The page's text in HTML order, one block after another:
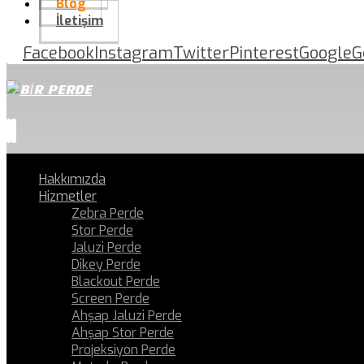
Blog
İletişim
FacebookInstagramTwitterPinterestGoogle
Hakkımızda
Hizmetler
Zebra Perde
Stor Perde
Jaluzi Perde
Dikey Perde
Blackout Perde
Screen Perde
Ahşap Jaluzi Perde
Ahşap Stor Perde
Projeksiyon Perde